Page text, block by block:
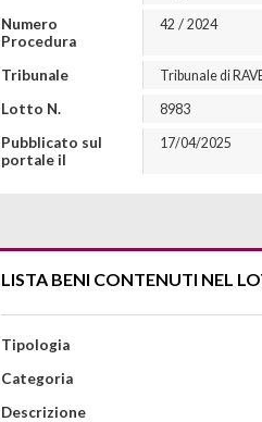
Numero
Procedura
42 /2024
Tribunale Tribunale di
Lotto N. 8983
Pubblicato sul
portale il
17/04/2025
LISTA BENI CONTENUTI NEL
Tipologia
Categoria
Descrizione